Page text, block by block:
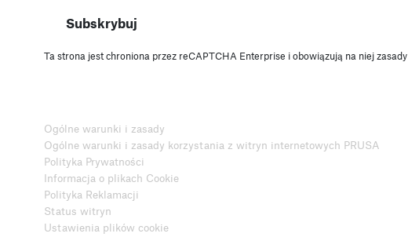
Subskrybuj
Ta strona jest chroniona przez reCAPTCHA Enterprise i obowiązują na niej zasady
Ogólne warunki i zasady
Ogólne warunki i zasady korzystania z witryn internetowych PRUSA
Polityka Prywatności
Informacja o plikach Cookie
Polityka Reklamacji
Status witryn
Ustawienia plików cookie